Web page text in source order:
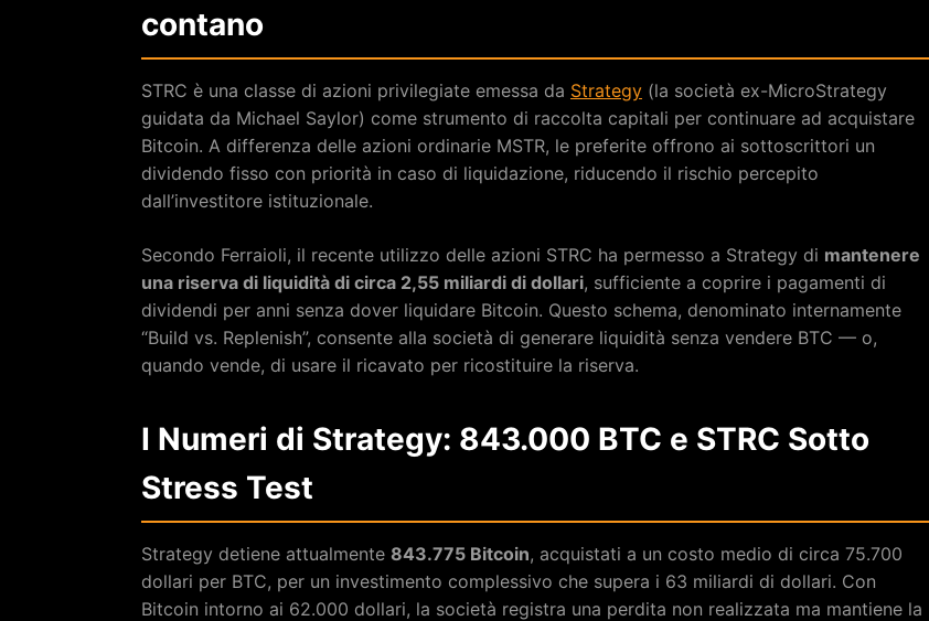
contano
STRC è una classe di azioni privilegiate emessa da Strategy (la società ex-MicroStrategy
guidata da Michael Saylor) come strumento di raccolta capitali per continuare ad acquistare
Bitcoin. A differenza delle azioni ordinarie MSTR, le preferite offrono ai sottoscrittori un
dividendo fisso con priorità in caso di liquidazione, riducendo il rischio percepito
dall’investitore istituzionale.
Secondo Ferraioli, il recente utilizzo delle azioni STRC ha permesso a Strategy di mantenere
una riserva di liquidità di circa 2,55 miliardi di dollari, sufficiente a coprire i pagamenti di
dividendi per anni senza dover liquidare Bitcoin. Questo schema, denominato internamente
“Build vs. Replenish”, consente alla società di generare liquidità senza vendere BTC — o,
quando vende, di usare il ricavato per ricostituire la riserva.
I Numeri di Strategy: 843.000 BTC e STRC Sotto
Stress Test
Strategy detiene attualmente 843.775 Bitcoin, acquistati a un costo medio di circa 75.700
dollari per BTC, per un investimento complessivo che supera i 63 miliardi di dollari. Con
Bitcoin intorno ai 62.000 dollari, la società registra una perdita non realizzata ma mantiene la